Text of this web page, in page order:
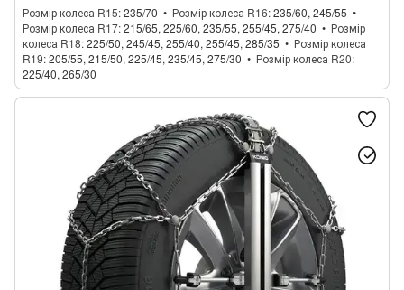
Розмір колеса R15 235/70 Розмір колеса R16 235/60, 245/55
Розмір колеса R17 215/65, 225/60, 235/55, 255/45, 275/40
Розмір
колеса R18 225/50, 245/45, 255/40, 255/45, 285/35
Розмір колеса
R19 205/55, 215/50, 225/45, 235/45, 275/30
Розмір колеса R20
225/40, 265/30